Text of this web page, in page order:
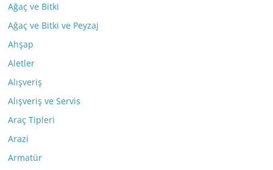
Ağaç ve Bitki
Ağaç ve Bitki ve Peyzaj
Ahşap
Aletler
Alışveriş
Alışveriş ve Servis
Araç Tipleri
Arazi
Armatür